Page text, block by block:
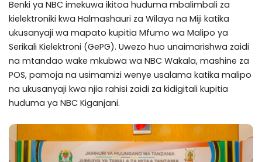
Benki ya NBC imekuwa ikitoa huduma mbalimbali za
kielektroniki kwa Halmashauri za Wilaya na Miji katika
ukusanyaji wa mapato kupitia Mfumo wa Malipo ya
Serikali Kielektroni (GePG). Uwezo huo unaimarishwa zaidi
na mtandao wake mkubwa wa NBC Wakala, mashine za
POS, pamoja na usimamizi wenye usalama katika malipo
na ukusanyaji kwa njia rahisi zaidi za kidigitali kupitia
huduma ya NBC Kiganjani.